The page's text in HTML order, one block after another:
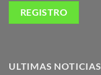
ULTIMAS NOTICIAS